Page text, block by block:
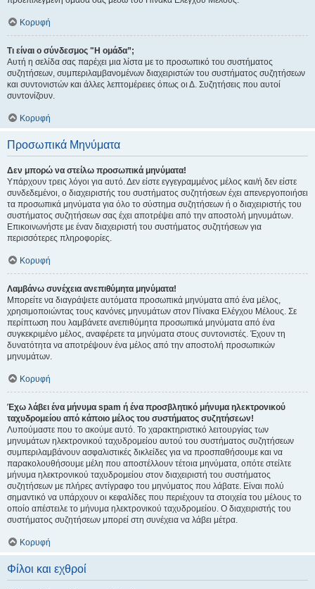
Κορυφή
Τι είναι ο σύνδεσμος "Η ομάδα”;
Αυτή η σελίδα σας παρέχει μια λίστα με το προσωπικό του συστήματος
συζητήσεων, συμπεριλαμβανομένων διαχειριστών του συστήματος συζητήσεων
και συντονιστών και άλλες λεπτομέρειες όπως οι Δ. Συζητήσεις που αυτοί
συντονίζουν.
Κορυφή
Προσωπικά Μηνύματα
Δεν μπορώ να στείλω προσωπικά μηνύματα!
Υπάρχουν τρεις λόγοι για αυτό. Δεν είστε εγγεγραμμένος μέλος και/ή δεν είστε
συνδεδεμένοι, ο διαχειριστής του συστήματος συζητήσεων έχει απενεργοποιήσει
τα προσωπικά μηνύματα για όλο το σύστημα συζητήσεων ή ο διαχειριστής του
συστήματος συζητήσεων σας έχει αποτρέψει από την αποστολή μηνυμάτων.
Επικοινωνήστε με έναν διαχειριστή του συστήματος συζητήσεων για
περισσότερες πληροφορίες.
Κορυφή
Λαμβάνω συνέχεια ανεπιθύμητα μηνύματα!
Μπορείτε να διαγράψετε αυτόματα προσωπικά μηνύματα από ένα μέλος,
χρησιμοποιώντας τους κανόνες μηνυμάτων στον Πίνακα Ελέγχου Μέλους. Σε
περίπτωση που λαμβάνετε ανεπιθύμητα προσωπικά μηνύματα από ένα
συγκεκριμένο μέλος, αναφέρετε τα μηνύματα στους συντονιστές. Έχουν τη
δυνατότητα να αποτρέψουν ένα μέλος από την αποστολή προσωπικών
μηνυμάτων.
Κορυφή
Έχω λάβει ένα μήνυμα spam ή ένα προσβλητικό μήνυμα ηλεκτρονικού
ταχυδρομείου από κάποιο μέλος του συστήματος συζητήσεων!
Λυπούμαστε που το ακούμε αυτό. Το χαρακτηριστικό λειτουργίας των
μηνυμάτων ηλεκτρονικού ταχυδρομείου αυτού του συστήματος συζητήσεων
συμπεριλαμβάνουν ασφαλιστικές δικλείδες για να προσπαθήσουμε και να
παρακολουθήσουμε μέλη που αποστέλλουν τέτοια μηνύματα, οπότε στείλτε
μήνυμα ηλεκτρονικού ταχυδρομείου στον διαχειριστή του συστήματος
συζητήσεων με πλήρες αντίγραφο του μηνύματος που λάβατε. Είναι πολύ
σημαντικό να υπάρχουν οι κεφαλίδες που περιέχουν τα στοιχεία του μέλους το
οποίο απέστειλε το μήνυμα ηλεκτρονικού ταχυδρομείου. Ο διαχειριστής του
συστήματος συζητήσεων μπορεί στη συνέχεια να λάβει μέτρα.
Κορυφή
Φίλοι και εχθροί